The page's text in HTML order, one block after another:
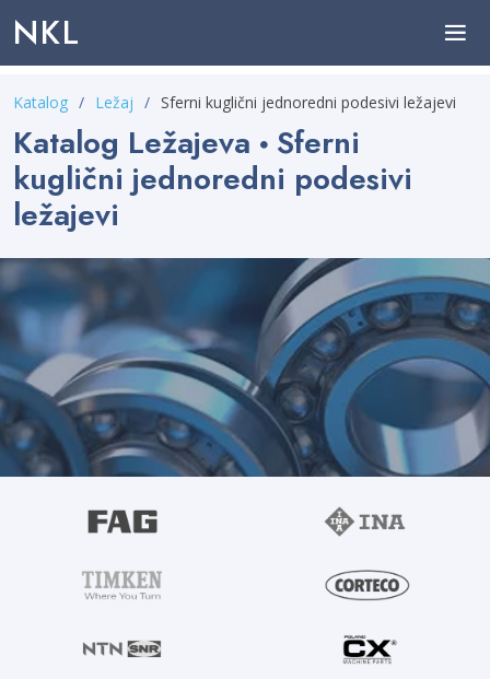
NKL
Katalog Ležaj Sferni kuglični jednoredni podesivi ležajevi
Katalog Ležajeva
Sferni
kuglični jednoredni podesivi
ležajevi